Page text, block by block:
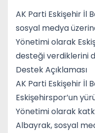
AK Parti Eskişehir İl
sosyal medya
Yönetimi olarak
desteği verdiklerini
Destek Açıklaması
AK Parti Eskişehir İl
Eskişehirspor’un
Yönetimi olarak
Albayrak, sosyal